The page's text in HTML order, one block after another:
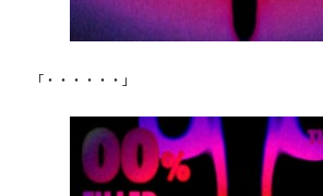
「・・・・・・」